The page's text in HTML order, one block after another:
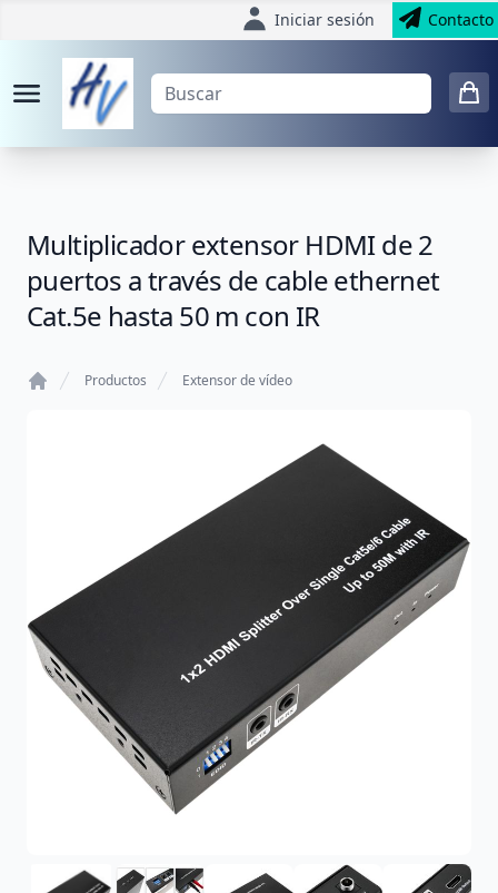
Iniciar sesión Contacto
Multiplicador extensor HDMI de 2
puertos a través de cable ethernet
Cat.5e hasta 50 m con IR
Productos Extensor de vídeo